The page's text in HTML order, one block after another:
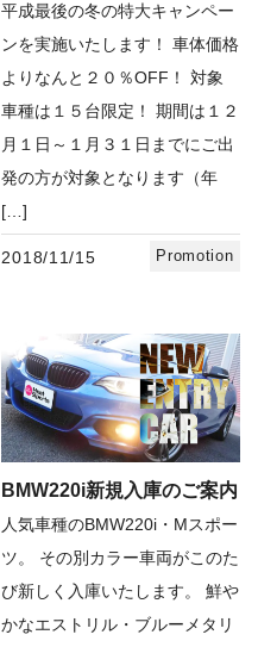
平成最後の冬の特大キャンペー
ンを実施いたします！ 車体価格
よりなんと２０％OFF！ 対象
車種は１５台限定！ 期間は１２
月１日～１月３１日までにご出
発の方が対象となります（年
[…]
2018/11/15 Promotion
BMW220i新規入庫のご案内
人気車種のBMW220i・Mスポー
ツ。 その別カラー車両がこのた
び新しく入庫いたします。 鮮や
かなエストリル・ブルーメタリ